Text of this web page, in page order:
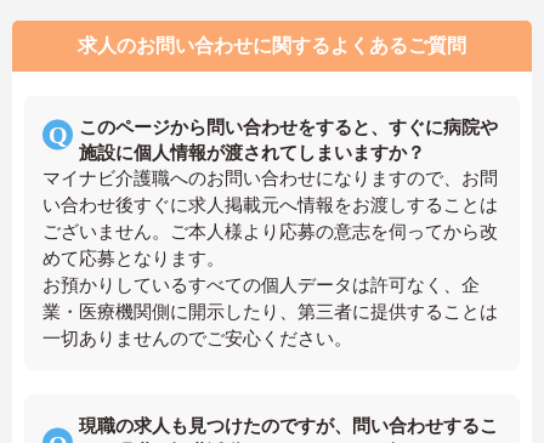
求人のお問い合わせに関するよくあるご質問
このページから問い合わせをすると、すぐに病院や
施設に個人情報が渡されてしまいますか？
マイナビ介護職へのお問い合わせになりますので、お問
い合わせ後すぐに求人掲載元へ情報をお渡しすることは
ございません。ご本人様より応募の意志を伺ってから改
めて応募となります。
お預かりしているすべての個人データは許可なく、企
業・医療機関側に開示したり、第三者に提供することは
一切ありませんのでご安心ください。
現職の求人も見つけたのですが、問い合わせするこ